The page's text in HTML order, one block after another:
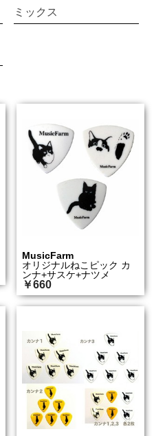
ミックス
MusicFarm
オリジナルねこピック カ
ンナ+サスケ+ナツメ
￥660